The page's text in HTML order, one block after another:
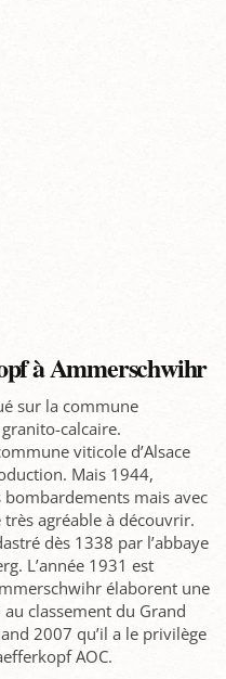
à Ammerschwihr
sur la commune
calcaire.
viticole d’Alsace
Mais 1944,
mais avec
agréable à découvrir.
dès 1338 par l’abbaye
L’année 1931 est
élaborent une
classement du Grand
2007 qu’il a le privilège
AOC.